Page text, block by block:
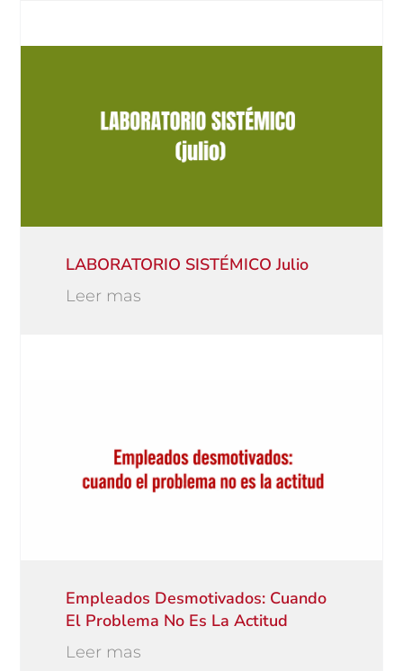
LABORATORIO SISTÉMICO Julio
Leer mas
Empleados Desmotivados: Cuando
El Problema No Es La Actitud
Leer mas